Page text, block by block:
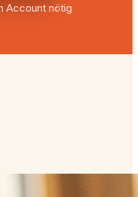
Account nötig